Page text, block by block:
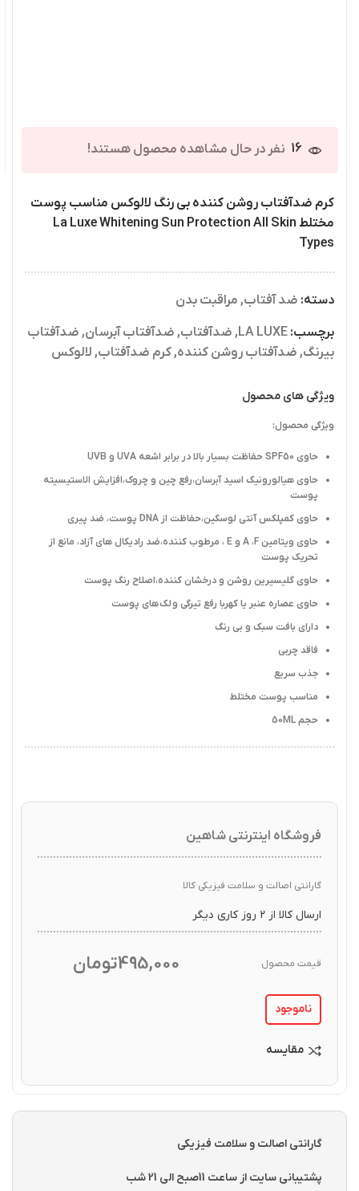
16 نفر در حال مشاهده محصول هستند!
کرم ضدآفتاب روشن کننده بی رنگ لالوکس مناسب پوست
مختلط La Luxe Whitening Sun Protection All Skin
Types
دسته: ضد آفتاب, مراقبت بدن
برچسب: LA LUXE
, ضدآفتاب, ضدآفتاب آبرسان, ضدآفتاب
بیرنگ, ضدآفتاب روشن کننده,کرم ضدآفتاب, لالوکس
ویژگی های محصول
ویژگی محصول:
حاوی SPF50 حفاظت بسیار بالا در برابر اشعه UVA و UVB
حاوی هیالورونیک اسید آبرسان،رفع چین و چروک،افزایش الاستیسیته
پوست
حاوی کمپلکس آنتی لوسکین،حفاظت از DNA پوست، ضد پیری
حاوی ویتامین A ،F و E ، مرطوب کننده،ضد رادیکال های آزاد، مانع از
تحریک پوست
حاوی گلیسیرین روشن و درخشان کننده،اصلاح رنگ پوست
حاوی عصاره عنبر یا کهربا رفع تیرگی و لک های پوست
دارای بافت سبک و بی رنگ
فاقد چربی
جذب سریع
مناسب پوست مختلط
حجم 50ML
فروشگاه اینترنتی شاهین
گارانتی اصالت و سلامت فیزیکی کالا
ارسال کالا از ۲ روز کاری دیگر
قیمت محصول 495,000تومان
ناموجود
مقایسه
گارانتی اصالت و سلامت فیزیکی
پشتیبانی سایت از ساعت 11صبح الی 21 شب